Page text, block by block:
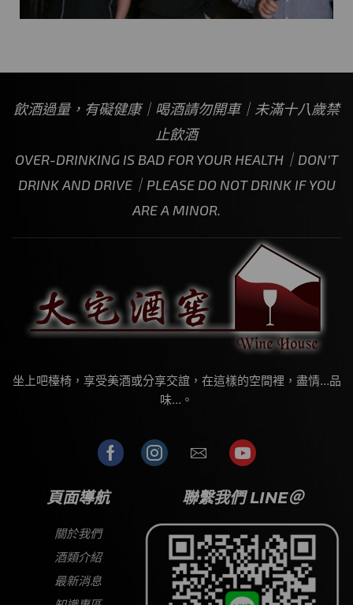
飲酒過量，有礙健康｜喝酒請勿開車｜未滿十八歲禁
止飲酒
OVER-DRINKING IS BAD FOR YOUR HEALTH｜DON’T
DRINK AND DRIVE｜PLEASE DO NOT DRINK IF YOU
ARE A MINOR.
坐上吧檯椅，享受美酒或分享交誼，在這樣的空間裡，盡情…品
味…。
頁面導航
關於我們
酒類介紹
最新消息
聯繫我們 LINE＠